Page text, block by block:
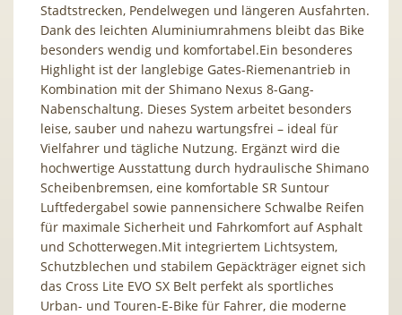
Stadtstrecken, Pendelwegen und längeren Ausfahrten.
Dank des leichten Aluminiumrahmens bleibt das Bike
besonders wendig und komfortabel.Ein besonderes
Highlight ist der langlebige Gates-Riemenantrieb in
Kombination mit der Shimano Nexus 8-Gang-
Nabenschaltung. Dieses System arbeitet besonders
leise, sauber und nahezu wartungsfrei – ideal für
Vielfahrer und tägliche Nutzung. Ergänzt wird die
hochwertige Ausstattung durch hydraulische Shimano
Scheibenbremsen, eine komfortable SR Suntour
Luftfedergabel sowie pannensichere Schwalbe Reifen
für maximale Sicherheit und Fahrkomfort auf Asphalt
und Schotterwegen.Mit integriertem Lichtsystem,
Schutzblechen und stabilem Gepäckträger eignet sich
das Cross Lite EVO SX Belt perfekt als sportliches
Urban- und Touren-E-Bike für Fahrer, die moderne